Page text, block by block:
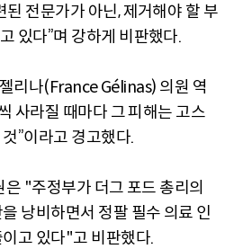
전문가가 아닌, 제거해야 할 부
있다”며 강하게 비판했다.
리나(France Gélinas) 의원 역
사라질 때마다 그 피해는 고스
”이라고 경고했다.
"주정부가 더그 포드 총리의
낭비하면서 정팔 필수 의료 인
고 있다"고 비판했다.